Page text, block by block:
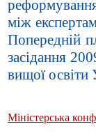
між
Попередній
засідання
вищої освіти
Міністерська